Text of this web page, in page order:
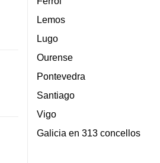
Lemos
Lugo
Ourense
Pontevedra
Santiago
Vigo
Galicia en 313 concellos